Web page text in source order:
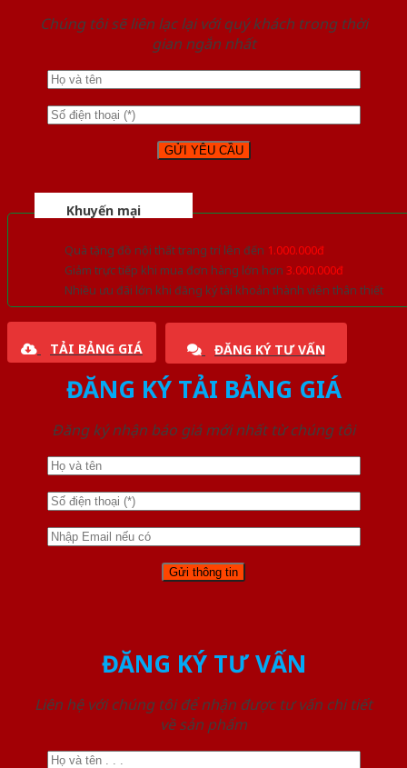
Chúng tôi sẽ liên lạc lại với quý khách trong thời
gian ngắn nhất
Khuyến mại
Quà tặng đồ nội thất trang trí lên đến 1.000.000đ
Giảm trực tiếp khi mua đơn hàng lớn hơn 3.000.000đ
Nhiều ưu đãi lớn khi đăng ký tài khoản thành viên thân thiết
TẢI BẢNG GIÁ ĐĂNG KÝ TƯ VẤN
ĐĂNG KÝ TẢI BẢNG GIÁ
Đăng ký nhận báo giá mới nhất từ chúng tôi
ĐĂNG KÝ TƯ VẤN
Liên hệ với chúng tôi để nhận được tư vấn chi tiết
về sản phẩm